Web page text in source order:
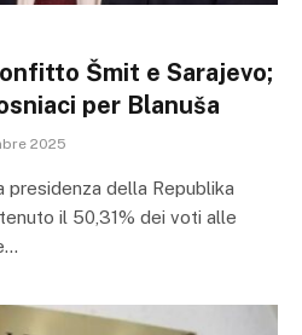
Šmit e Sarajevo;
per Blanuša
2025
presidenza della Republika
il 50,31% dei voti alle